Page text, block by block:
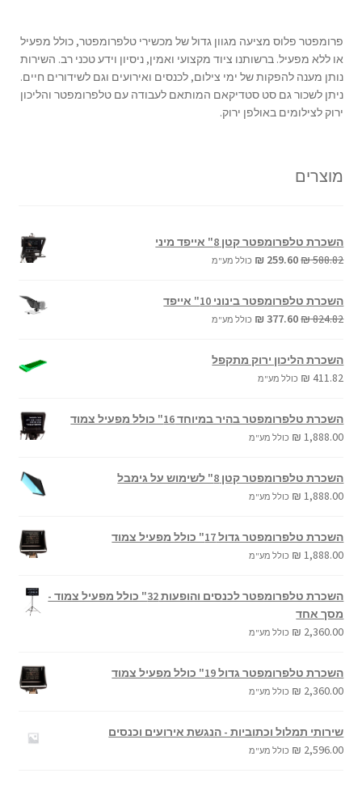
פרומפטר פלוס מציעה מגוון גדול של מכשירי טלפרומפטר, כולל מפעיל
או ללא מפעיל. ברשותנו ציוד מקצועי ואמין, ניסיון וידע טכני רב. השירות
נותן מענה להפקות של ימי צילום, לכנסים ואירועים וגם לשידורים חיים.
ניתן לשכור גם סט סטדיקאם המותאם לעבודה עם טלפרומפטר והליכון
ירוק לצילומים באולפן ירוק.
מוצרים
השכרת טלפרומפטר קטן 8" אייפד מיני
₪588.82
המחיר
היה:
₪ 588.82.
₪ 259.60
המחיר
כולל מע"מ
השכרת טלפרומפטר בינוני 10" אייפד
₪824.82
המחיר
היה:
₪ 824.82.
₪ 377.60
המחיר
כולל מע"מ
השכרת הליכון ירוק מתקפל
₪ 411.82 כולל מע"מ
השכרת טלפרומפטר בהיר במיוחד 16" כולל מפעיל צמוד
₪ 1,888.00 כולל מע"מ
השכרת טלפרומפטר קטן 8" לשימוש על גימבל
₪ 1,888.00 כולל מע"מ
השכרת טלפרומפטר גדול 17" כולל מפעיל צמוד
₪ 1,888.00 כולל מע"מ
השכרת טלפרומפטר לכנסים והופעות 32" כולל מפעיל צמוד -
מסך אחד
₪ 2,360.00 כולל מע"מ
השכרת טלפרומפטר גדול 19" כולל מפעיל צמוד
₪ 2,360.00 כולל מע"מ
שירותי תמלול וכתוביות - הנגשת אירועים וכנסים
₪ 2,596.00 כולל מע"מ